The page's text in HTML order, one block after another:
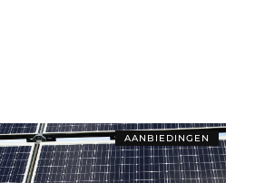
AANBIEDINGEN